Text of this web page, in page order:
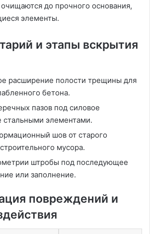
до прочного основания,
элементы.
и этапы вскрытия
расширение полости трещины для
бетона.
пазов под силовое
стальными элементами.
шов от старого
мусора.
штробы под последующее
или заполнение.
повреждений и